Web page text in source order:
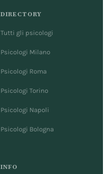
DIRECTORY
Tutti gli psicologi
Psicologi Milano
Psicologi Roma
Psicologi Torino
Psicologi Napoli
Psicologi Bologna
INFO